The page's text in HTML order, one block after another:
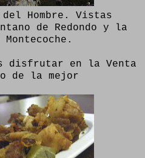
Hombre. Vistas
de Redondo y la
disfrutar en la Venta
de la mejor